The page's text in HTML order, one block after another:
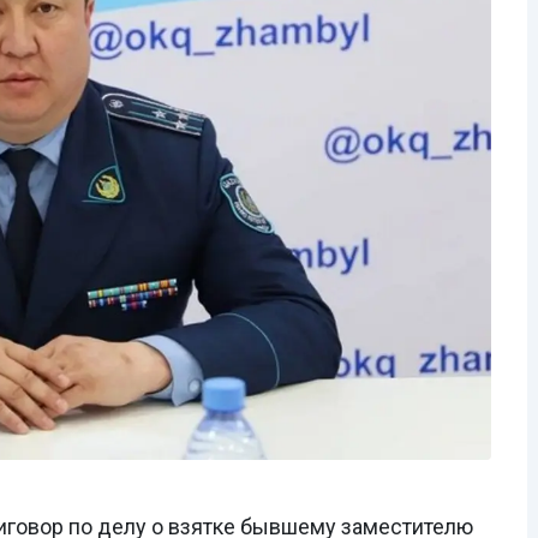
по делу о взятке бывшему заместителю